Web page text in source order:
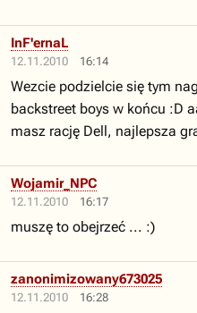
12.11.2010 16:14
InF'ernaL
Wezcie podzielcie się tym
backstreet boys w końcu :D
masz rację Dell, najlepsza
12.11.2010 16:17
Wojamir_NPC
muszę to obejrzeć ... :)
12.11.2010 16:28
zanonimizowany673025